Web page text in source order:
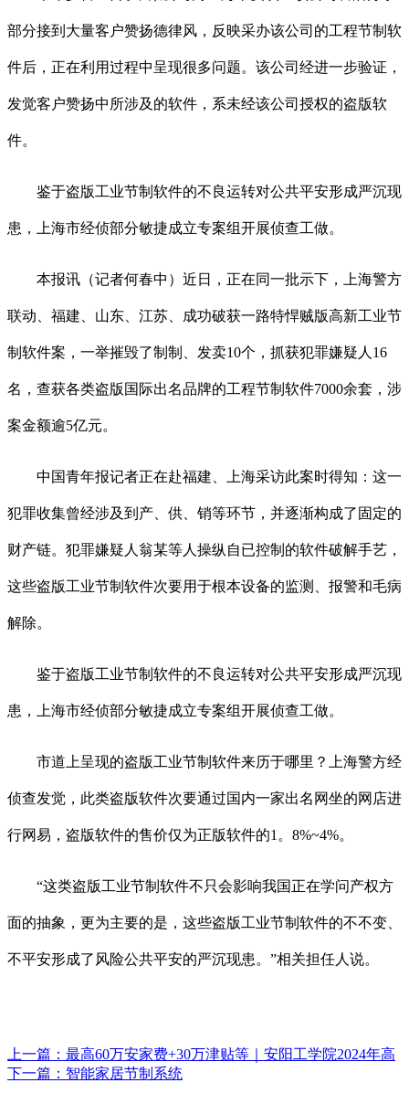
部分接到大量客户赞扬德律风，反映采办该公司的工程节制软
件后，正在利用过程中呈现很多问题。该公司经进一步验证，
发觉客户赞扬中所涉及的软件，系未经该公司授权的盗版软
件。
鉴于盗版工业节制软件的不良运转对公共平安形成严沉现
患，上海市经侦部分敏捷成立专案组开展侦查工做。
本报讯（记者何春中）近日，正在同一批示下，上海警方
联动、福建、山东、江苏、成功破获一路特悍贼版高新工业节
制软件案，一举摧毁了制制、发卖10个，抓获犯罪嫌疑人16
名，查获各类盗版国际出名品牌的工程节制软件7000余套，涉
案金额逾5亿元。
中国青年报记者正在赴福建、上海采访此案时得知：这一
犯罪收集曾经涉及到产、供、销等环节，并逐渐构成了固定的
财产链。犯罪嫌疑人翁某等人操纵自已控制的软件破解手艺，
这些盗版工业节制软件次要用于根本设备的监测、报警和毛病
解除。
鉴于盗版工业节制软件的不良运转对公共平安形成严沉现
患，上海市经侦部分敏捷成立专案组开展侦查工做。
市道上呈现的盗版工业节制软件来历于哪里？上海警方经
侦查发觉，此类盗版软件次要通过国内一家出名网坐的网店进
行网易，盗版软件的售价仅为正版软件的1。8%~4%。
“这类盗版工业节制软件不只会影响我国正在学问产权方
面的抽象，更为主要的是，这些盗版工业节制软件的不不变、
不平安形成了风险公共平安的严沉现患。”相关担任人说。
上一篇： 最高60万安家费+30万津贴等｜安阳工学院2024年高
下一篇： 智能家居节制系统